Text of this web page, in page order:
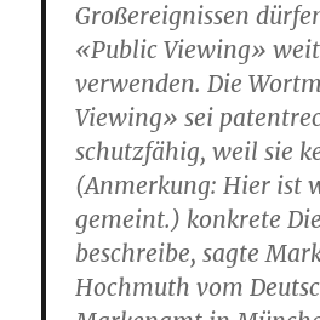
Großereignissen
«Public Viewing»
verwenden. Die
Viewing» sei
schutzfähig, weil sie
(Anmerkung: Hier ist
gemeint.) konkrete
beschreibe, sagte
Hochmuth vom